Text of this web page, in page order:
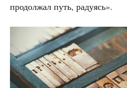
продолжал путь, радуясь».